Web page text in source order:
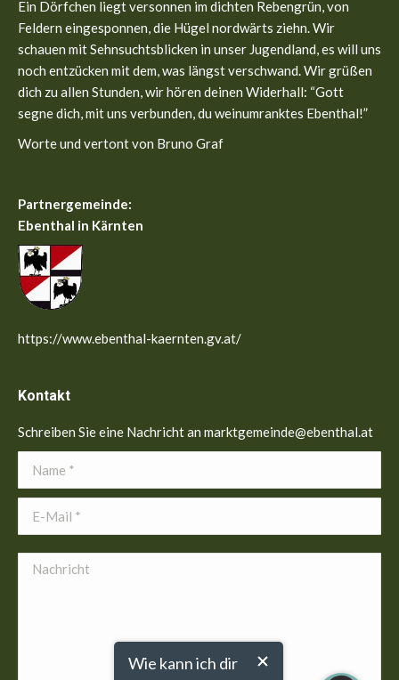
new
window
new
window
Ein Dörfchen liegt versonnen im dichten Rebengrün, von
Feldern eingesponnen, die Hügel nordwärts ziehn. Wir
schauen mit Sehnsuchtsblicken in unser Jugendland, es will uns
noch entzücken mit dem, was längst verschwand. Wir grüßen
dich zu allen Stunden, wir hören deinen Widerhall: “Gott
segne dich, mit uns verbunden, du weinumranktes Ebenthal!”
Worte und vertont von Bruno Graf
Partnergemeinde:
Ebenthal in Kärnten
https://www.ebenthal-kaernten.gv.at/
Kontakt
Schreiben Sie eine Nachricht an marktgemeinde@ebenthal.at
Name *
E-Mail *
Nachricht
Wie kann ich dir